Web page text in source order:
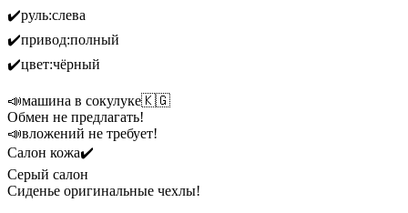
✔️руль:слева
✔️привод:полный
✔️цвет:чёрный
📣машина в сокулуке🇰🇬
Обмен не предлагать!
📣вложений не требует!
Салон кожа✔️
Серый салон
Сиденье оригинальные чехлы!